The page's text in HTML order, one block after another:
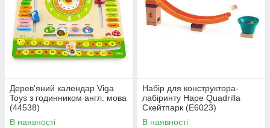
Дерев'яний календар Viga
Toys з годинником англ. мова
(44538)
В наявності
Набір для конструктора-
лабіринту Hape Quadrilla
Скейтпарк (E6023)
В наявності